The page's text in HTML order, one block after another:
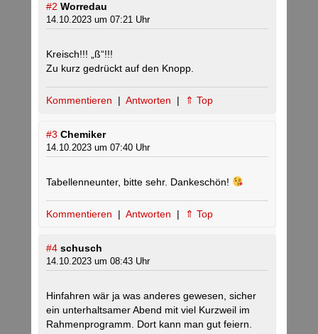
#2 Worredau
14.10.2023 um 07:21 Uhr
Kreisch!!! „ß“!!!
Zu kurz gedrückt auf den Knopp.
Kommentieren | Antworten | ⇑ Top
#3 Chemiker
14.10.2023 um 07:40 Uhr
Tabellenneunter, bitte sehr. Dankeschön!
Kommentieren | Antworten | ⇑ Top
#4 schusch
14.10.2023 um 08:43 Uhr
Hinfahren wär ja was anderes gewesen, sicher
ein unterhaltsamer Abend mit viel Kurzweil im
Rahmenprogramm. Dort kann man gut feiern.